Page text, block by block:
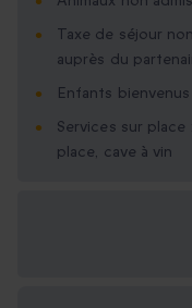
Taxe de séjour
auprès du
Enfants bienvenus
Services sur
place, cave à vin